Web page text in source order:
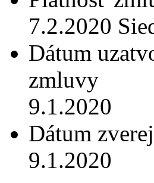
7.2.2020
Dátum
zmluvy
9.1.2020
Dátum
9.1.2020